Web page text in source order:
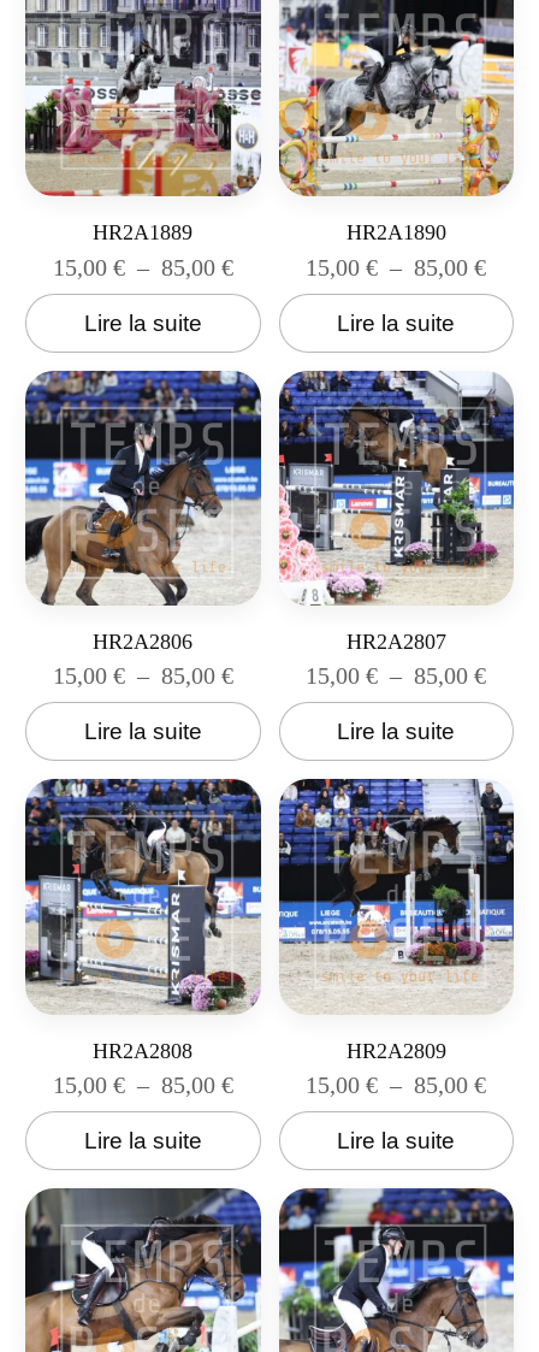
HR2A1889
15,00 € – 85,00 €
Lire la suite
HR2A1890
15,00€ – 85,00€
Lire la suite
HR2A2806
15,00 € – 85,00 €
Lire la suite
HR2A2807
15,00€ – 85,00€
Lire la suite
HR2A2808
15,00 € – 85,00 €
Lire la suite
HR2A2809
15,00€ – 85,00€
Lire la suite